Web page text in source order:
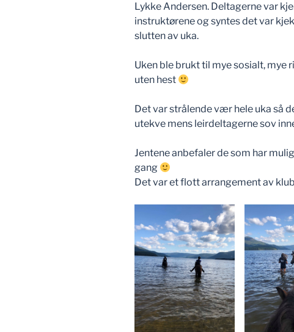
Lykke Andersen. Deltagerne var
instruktørene og syntes det var
slutten av uka.
Uken ble brukt til mye sosialt, mye
uten hest
Det var strålende vær hele uka så
utekve mens leirdeltagerne sov
Jentene anbefaler de som har
gang
Det var et flott arrangement av